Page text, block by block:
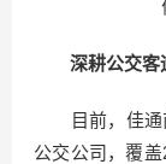
佳
深耕公交客
目前，佳通
公交公司，覆